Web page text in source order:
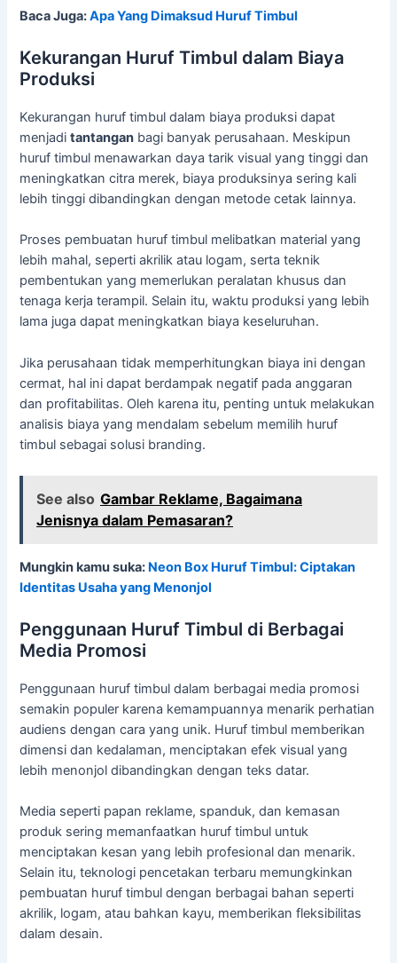
Baca Juga:Apa Yang Dimaksud Huruf Timbul
Kekurangan Huruf Timbul dalam Biaya
Produksi
Kekurangan huruf timbul dalam biaya produksi dapat
menjaditantangan bagi banyak perusahaan. Meskipun
huruf timbul menawarkan daya tarik visual yang tinggi dan
meningkatkan citra merek, biaya produksinya sering kali
lebih tinggi dibandingkan dengan metode cetak lainnya.
Proses pembuatan huruf timbul melibatkan material yang
lebih mahal, seperti akrilik atau logam, serta teknik
pembentukan yang memerlukan peralatan khusus dan
tenaga kerja terampil. Selain itu, waktu produksi yang lebih
lama juga dapat meningkatkan biaya keseluruhan.
Jika perusahaan tidak memperhitungkan biaya ini dengan
cermat, hal ini dapat berdampak negatif pada anggaran
dan profitabilitas. Oleh karena itu, penting untuk melakukan
analisis biaya yang mendalam sebelum memilih huruf
timbul sebagai solusi branding.
See also Gambar Reklame, Bagaimana
Jenisnya dalam Pemasaran?
Mungkin kamu suka: Neon Box Huruf Timbul: Ciptakan
Identitas Usaha yang Menonjol
Penggunaan Huruf Timbul di Berbagai
Media Promosi
Penggunaan huruf timbul dalam berbagai media promosi
semakin populer karena kemampuannya menarik perhatian
audiens dengan cara yang unik. Huruf timbul memberikan
dimensi dan kedalaman, menciptakan efek visual yang
lebih menonjol dibandingkan dengan teks datar.
Media seperti papan reklame, spanduk, dan kemasan
produk sering memanfaatkan huruf timbul untuk
menciptakan kesan yang lebih profesional dan menarik.
Selain itu, teknologi pencetakan terbaru memungkinkan
pembuatan huruf timbul dengan berbagai bahan seperti
akrilik, logam, atau bahkan kayu, memberikan fleksibilitas
dalam desain.